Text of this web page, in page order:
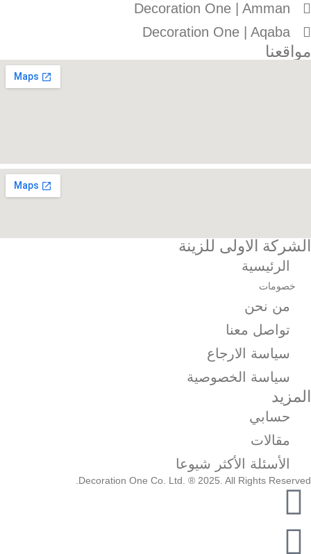
Decoration One | Amman
Decoration One | Aqaba
مواقعنا
الشركة الاولى للزينة
الرئيسية
خصومات
من نحن
تواصل معنا
سياسة الارجاع
سياسة الخصوصية
المزيد
حسابي
مقالات
الأسئلة الأكثر شيوعا
Decoration One Co. Ltd. ® 2025. All Rights Reserved.